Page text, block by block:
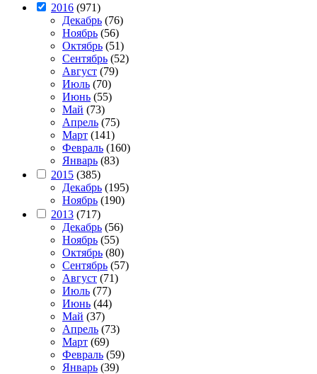
2016 (971)
Декабрь (76)
Ноябрь (56)
Октябрь (51)
Сентябрь (52)
Август (79)
Июль (70)
Июнь (55)
Май (73)
Апрель (75)
Март (141)
Февраль (160)
Январь (83)
2015 (385)
Декабрь (195)
Ноябрь (190)
2013 (717)
Декабрь (56)
Ноябрь (55)
Октябрь (80)
Сентябрь (57)
Август (71)
Июль (77)
Июнь (44)
Май (37)
Апрель (73)
Март (69)
Февраль (59)
Январь (39)